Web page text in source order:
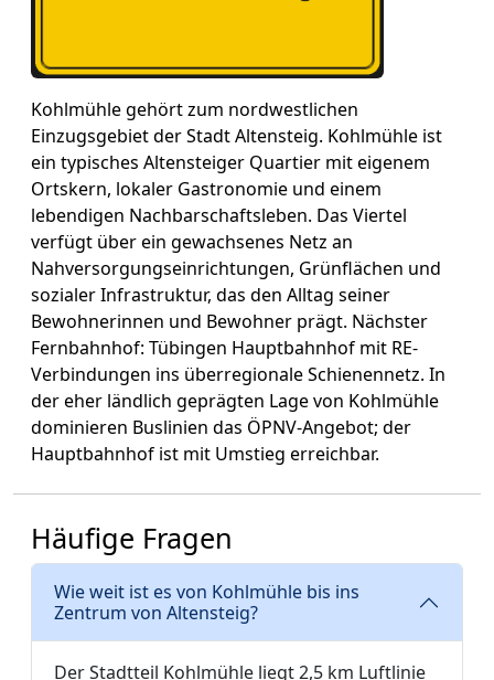
Kohlmühle gehört zum nordwestlichen
Einzugsgebiet der Stadt Altensteig. Kohlmühle ist
ein typisches Altensteiger Quartier mit eigenem
Ortskern, lokaler Gastronomie und einem
lebendigen Nachbarschaftsleben. Das Viertel
verfügt über ein gewachsenes Netz an
Nahversorgungseinrichtungen, Grünflächen und
sozialer Infrastruktur, das den Alltag seiner
Bewohnerinnen und Bewohner prägt. Nächster
Fernbahnhof: Tübingen Hauptbahnhof mit RE-
Verbindungen ins überregionale Schienennetz. In
der eher ländlich geprägten Lage von Kohlmühle
dominieren Buslinien das ÖPNV-Angebot; der
Hauptbahnhof ist mit Umstieg erreichbar.
Häufige Fragen
Wie weit ist es von Kohlmühle bis ins
Zentrum von Altensteig?
Der Stadtteil Kohlmühle liegt 2,5 km Luftlinie